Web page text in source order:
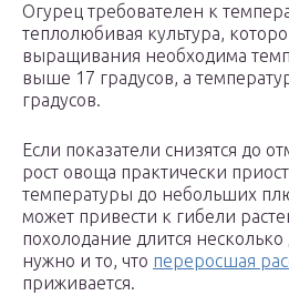
Огурец требователен к
теплолюбивая культура,
выращивания необходима
выше 17 градусов, а
градусов.
Если показатели снизятся до
рост овоща практически
температуры до небольших
может привести к гибели
похолодание длится
нужно и то, что переросшая
приживается.